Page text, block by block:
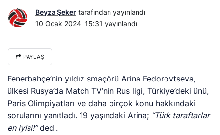
Beyza Şeker tarafından yayınlandı
10 Ocak 2024, 15:31 yayınlandı
PAYLAŞ
Fenerbahçe’nin yıldız smaçörü Arina Fedorovtseva,
ülkesi Rusya’da Match TV’nin Rus ligi, Türkiye’deki ünü,
Paris Olimpiyatları ve daha birçok konu hakkındaki
sorularını yanıtladı. 19 yaşındaki Arina; “Türk taraftarlar
en iyisi!”dedi.